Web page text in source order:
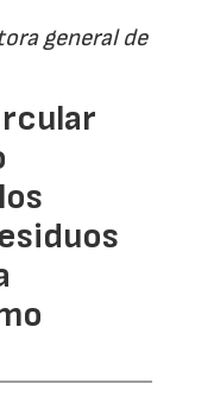
general de